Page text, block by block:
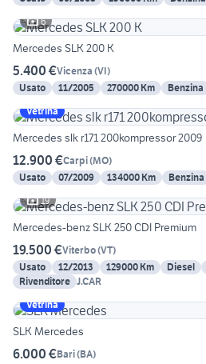
6
Mercedes SLK 200 K
5.400 €Vicenza (VI)
Usato
11/2005 270000 Km Benzina
Vetrina
Mercedes slk r171 200kompressor 2009
12.900 €Carpi(MO)
Usato
07/2009 134000 Km Benzina
19
Mercedes-benz SLK 250 CDI Premium
19.500 €Viterbo(VT)
Usato
12/2013 129000 Km Diesel
Rivenditore J.CAR
Vetrina
SLK Mercedes
6.000 €Bari(BA)